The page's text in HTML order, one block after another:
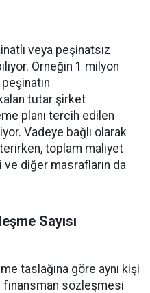
veya peşinatsız
Örneğin 1 milyon
tutar şirket
planı tercih edilen
Vadeye bağlı olarak
toplam maliyet
diğer masrafların da
Sayısı
taslağına göre aynı kişi
finansman sözleşmesi